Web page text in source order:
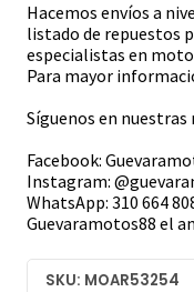
Hacemos envíos a
listado de repuestos
especialistas en
Para mayor
Síguenos en nuestras
Facebook:
Instagram:
WhatsApp: 310 664
Guevaramotos88 el
SKU: MOAR53254